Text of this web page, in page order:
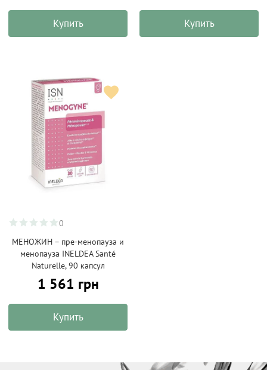
Купить Купить
0
МЕНОЖИН – пре-менопауза и
менопауза INELDEA Santé
Naturelle, 90 капсул
1 561 грн
Купить